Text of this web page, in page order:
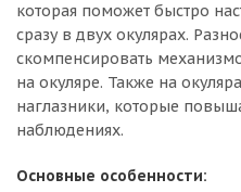
которая поможет быстро
сразу в двух окулярах.
скомпенсировать
на окуляре. Также на
наглазники, которые
наблюдениях.
Основные особенности: